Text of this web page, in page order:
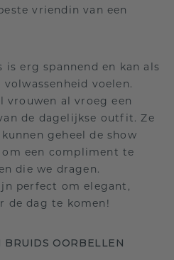
vriendin van een
erg spannend en kan als
voelen.
vrouwen al vroeg een
de dagelijkse outfit. Ze
geheel de show
een compliment te
die we dragen.
perfect om elegant,
de dag te komen!
OORBELLEN